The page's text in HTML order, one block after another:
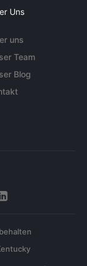
Uns
uns
Team
Blog